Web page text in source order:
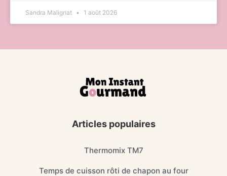
Sandra Malignat 1 août 2026
Articles populaires
Thermomix TM7
Temps de cuisson rôti de chapon au four